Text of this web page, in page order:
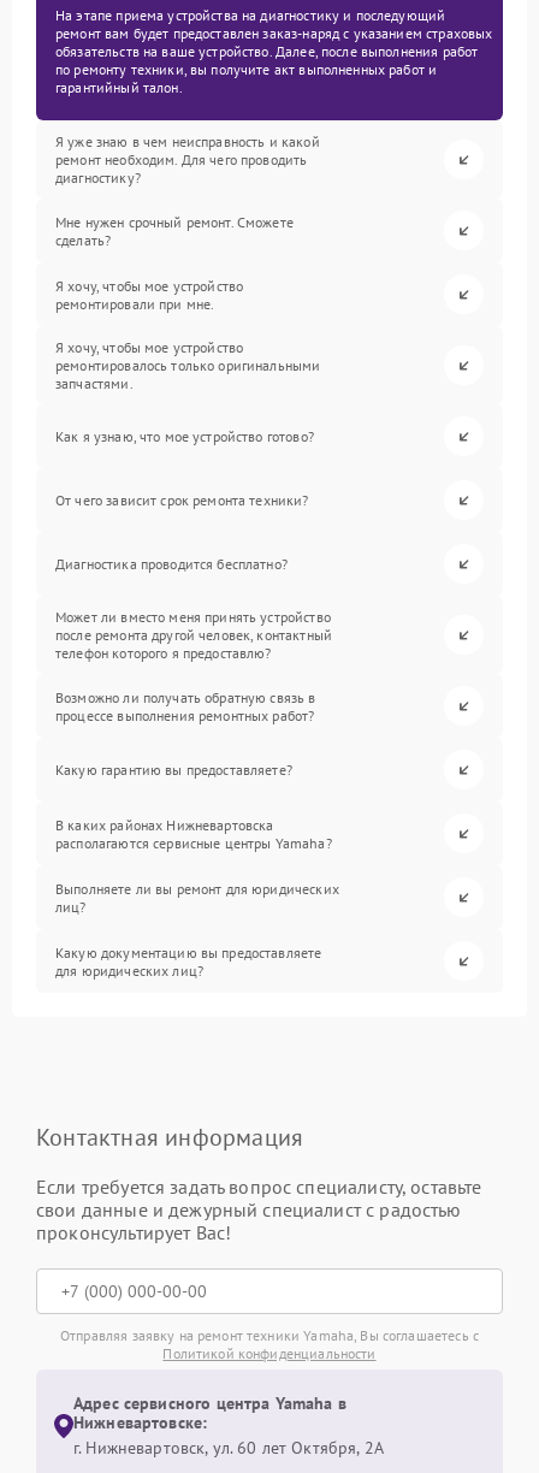
На этапе приема устройства на диагностику и последующий
ремонт вам будет предоставлен заказ-наряд с указанием страховых
обязательств на ваше устройство. Далее, после выполнения работ
по ремонту техники, вы получите акт выполненных работ и
гарантийный талон.
Я уже знаю в чем неисправность и какой
ремонт необходим. Для чего проводить
диагностику?
Мне нужен срочный ремонт. Сможете
сделать?
Я хочу, чтобы мое устройство
ремонтировали при мне.
Я хочу, чтобы мое устройство
ремонтировалось только оригинальными
запчастями.
Как я узнаю, что мое устройство готово?
От чего зависит срок ремонта техники?
Диагностика проводится бесплатно?
Может ли вместо меня принять устройство
после ремонта другой человек, контактный
телефон которого я предоставлю?
Возможно ли получать обратную связь в
процессе выполнения ремонтных работ?
Какую гарантию вы предоставляете?
В каких районах Нижневартовска
располагаются сервисные центры Yamaha?
Выполняете ли вы ремонт для юридических
лиц?
Какую документацию вы предоставляете
для юридических лиц?
Контактная информация
Если требуется задать вопрос специалисту, оставьте
свои данные и дежурный специалист с радостью
проконсультирует Вас!
Отправляя заявку на ремонт техники Yamaha, Вы соглашаетесь с
Политикой конфиденциальности
Адрес сервисного центра Yamaha в
Нижневартовске:
г. Нижневартовск, ул. 60 лет Октября, 2А